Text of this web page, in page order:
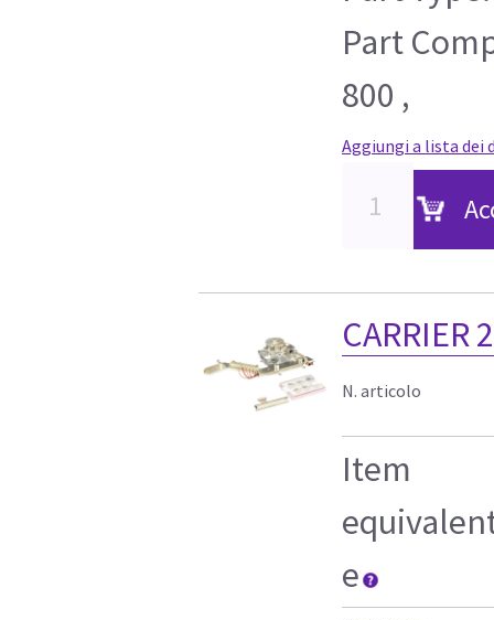
Part
800 ,
Aggiungi a lista dei
CARRIER
N. articolo
Item
e